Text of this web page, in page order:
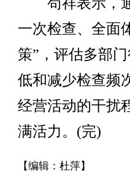
一次检查、全面
策”，评估多部
低和减少检查频
经营活动的干扰
满活力。(完)
【编辑：杜萍】